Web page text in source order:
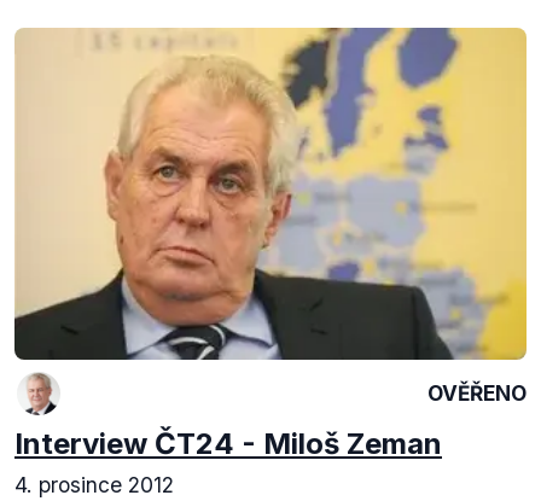
OVĚŘENO
Interview ČT24 - Miloš Zeman
4. prosince 2012